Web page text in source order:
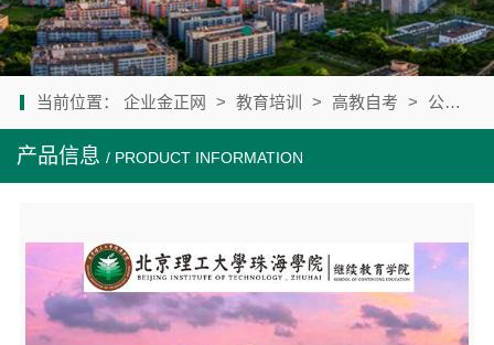
当前位置： 企业金正网 > 教育培训 > 高教自考 > 公司产品
产品信息 / PRODUCT INFORMATION